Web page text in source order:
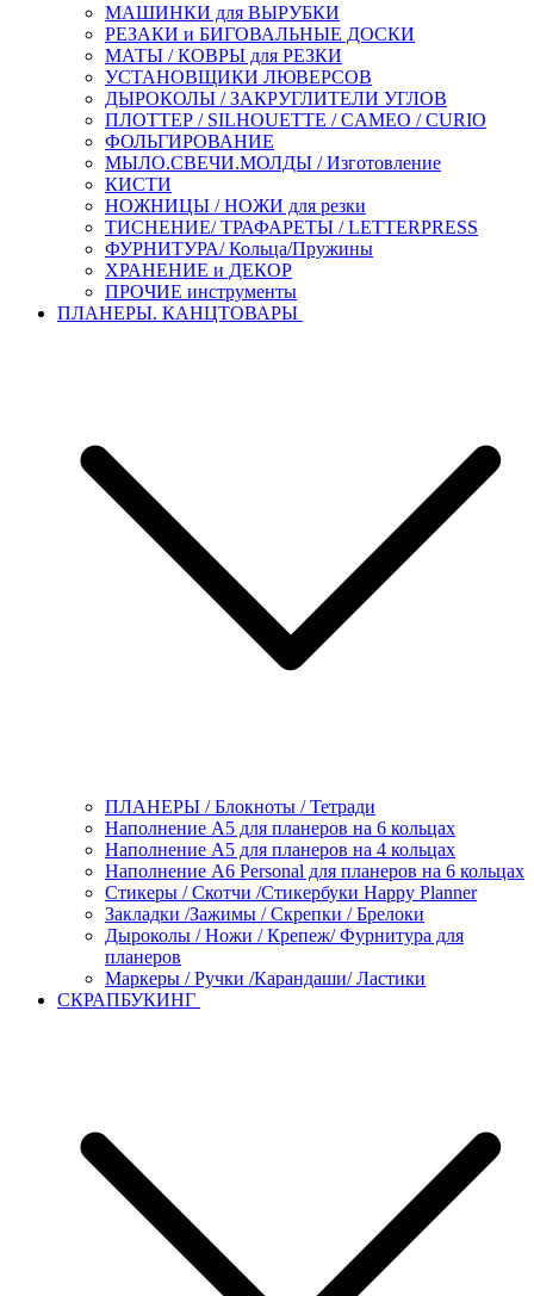
МАШИНКИ для ВЫРУБКИ
РЕЗАКИ и БИГОВАЛЬНЫЕ ДОСКИ
МАТЫ / КОВРЫ для РЕЗКИ
УСТАНОВЩИКИ ЛЮВЕРСОВ
ДЫРОКОЛЫ / ЗАКРУГЛИТЕЛИ УГЛОВ
ПЛОТТЕР / SILHOUETTE / CAMEO / CURIO
ФОЛЬГИРОВАНИЕ
МЫЛО.СВЕЧИ.МОЛДЫ / Изготовление
КИСТИ
НОЖНИЦЫ / НОЖИ для резки
ТИСНЕНИЕ/ ТРАФАРЕТЫ / LETTERPRESS
ФУРНИТУРА/ Кольца/Пружины
ХРАНЕНИЕ и ДЕКОР
ПРОЧИЕ инструменты
ПЛАНЕРЫ. КАНЦТОВАРЫ
ПЛАНЕРЫ / Блокноты / Тетради
Наполнение А5 для планеров на 6 кольцах
Наполнение А5 для планеров на 4 кольцах
Наполнение А6 Personal для планеров на 6 кольцах
Стикеры / Скотчи /Стикербуки Happy Planner
Закладки /Зажимы / Скрепки / Брелоки
Дыроколы / Ножи / Крепеж/ Фурнитура для
планеров
Маркеры / Ручки /Карандаши/ Ластики
СКРАПБУКИНГ